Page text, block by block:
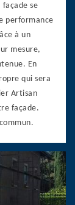
se
performance
à un
mesure,
En
qui sera
Artisan
façade.